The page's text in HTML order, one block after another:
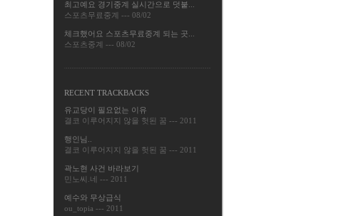
최고예요 경기중계 실시간으로 덧붙...
스포츠무료중계 --- 08/02
체크했어요 스포츠무료중계 되는 곳...
스포츠중계 --- 08/02
RECENT TRACKBACKS
유교당이 필요없는 이유
결코 이루어지지 않을 헛된 꿈 --- 2011
행인님..
결코 이루어지지 않을 헛된 꿈 --- 2011
곽노현 사건 바라보기
민노씨.네 --- 2011
예수와 무상급식
ou_topia --- 2011